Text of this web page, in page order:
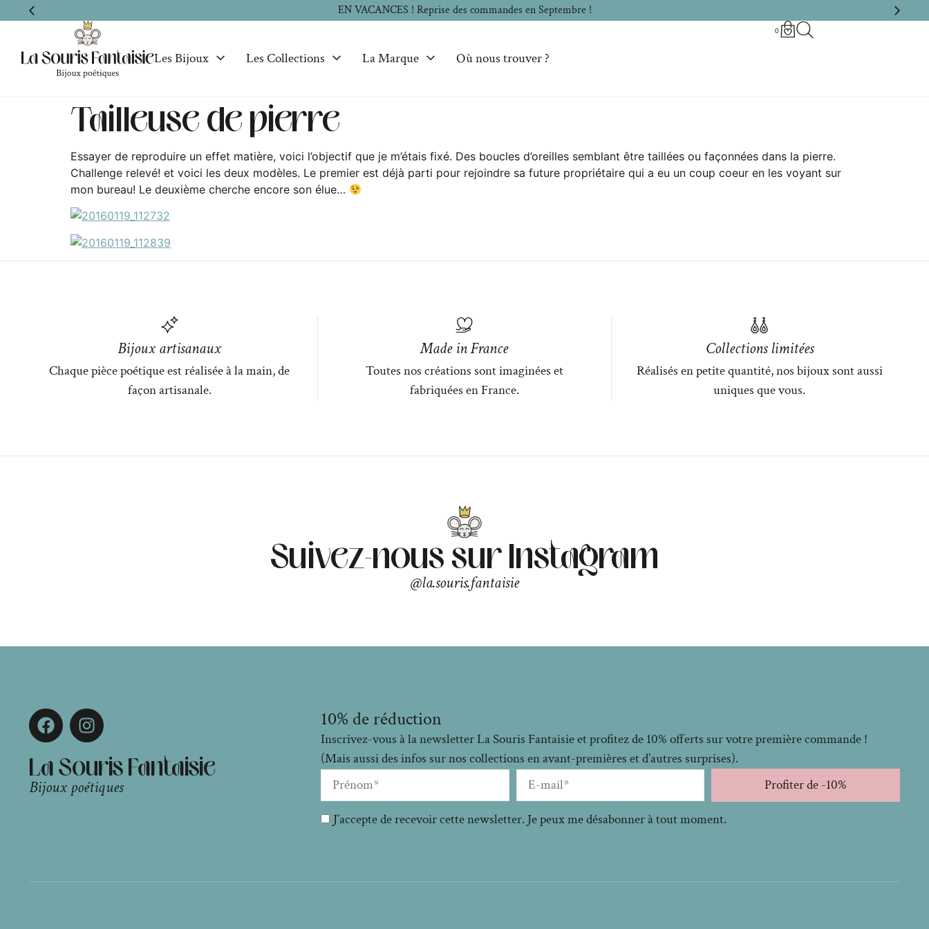
EN VACANCES ! Reprise des commandes en Septembre !
Les Bijoux Les Collections La Marque Où nous trouver ?
0
Tailleuse de pierre
Essayer de reproduire un effet matière, voici l’objectif que je m’étais fixé. Des boucles d’oreilles semblant être taillées ou façonnées dans la pierre.
Challenge relevé! et voici les deux modèles. Le premier est déjà parti pour rejoindre sa future propriétaire qui a eu un coup coeur en les voyant sur
mon bureau! Le deuxième cherche encore son élue…
Bijoux artisanaux
Chaque pièce poétique est réalisée à la main, de
façon artisanale.
Made in France
Toutes nos créations sont imaginées et
fabriquées en France.
Collections limitées
Réalisés en petite quantité, nos bijoux sont aussi
uniques que vous.
Suivez-nous sur Instagram
@la.souris.fantaisie
La Souris Fantaisie
Bijoux poétiques
10% de réduction
Inscrivez-vous à la newsletter La Souris Fantaisie et profitez de 10% offerts sur votre première commande !
(Mais aussi des infos sur nos collections en avant-premières et d’autres surprises).
J’accepte de recevoir cette newsletter. Je peux me désabonner à tout moment.
Profiter de -10%